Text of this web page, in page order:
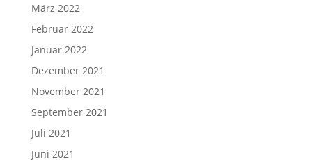
März 2022
Februar 2022
Januar 2022
Dezember 2021
November 2021
September 2021
Juli 2021
Juni 2021